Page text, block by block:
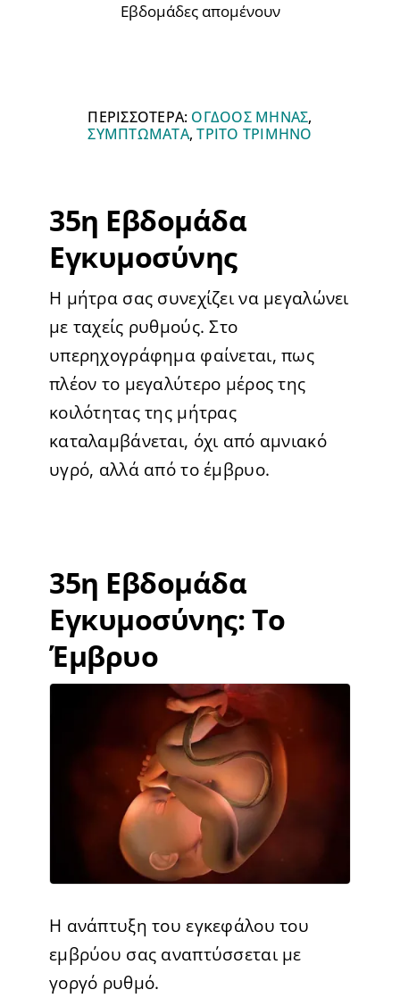
Εβδομάδες απομένουν
ΠΕΡΙΣΣΟΤΕΡΑ: ΟΓΔΟΟΣ ΜΗΝΑΣ,
ΣΥΜΠΤΩΜΑΤΑ,ΤΡΙΤΟ ΤΡΙΜΗΝΟ
35η Εβδομάδα
Εγκυμοσύνης
Η μήτρα σας συνεχίζει να μεγαλώνει
με ταχείς ρυθμούς. Στο
υπερηχογράφημα φαίνεται, πως
πλέον το μεγαλύτερο μέρος της
κοιλότητας της μήτρας
καταλαμβάνεται, όχι από αμνιακό
υγρό, αλλά από το έμβρυο.
35η Εβδομάδα
Εγκυμοσύνης: Το
Έμβρυο
Η ανάπτυξη του εγκεφάλου του
εμβρύου σας αναπτύσσεται με
γοργό ρυθμό.